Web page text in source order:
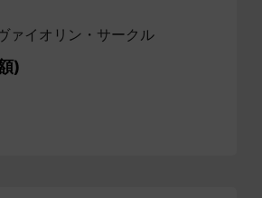
ァイオリン・サークル
)